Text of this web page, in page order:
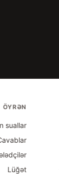
ÖYRƏN
suallar
Lüğət